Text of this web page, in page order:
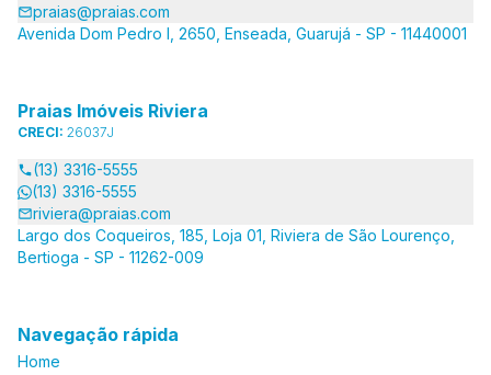
praias@praias.com
Avenida Dom Pedro I, 2650, Enseada, Guarujá - SP - 11440001
Praias Imóveis Riviera
CRECI: 26037J
(13) 3316-5555
(13) 3316-5555
riviera@praias.com
Largo dos Coqueiros, 185, Loja 01, Riviera de São Lourenço,
Bertioga - SP - 11262-009
Navegação rápida
Home